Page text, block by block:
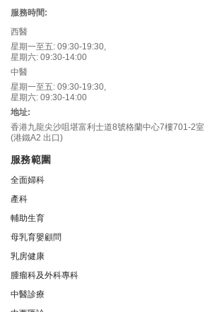
服務時間:
西醫
星期一至五: 09:30-19:30,
星期六: 09:30-14:00
中醫
星期一至五: 09:30-19:30,
星期六: 09:30-14:00
地址:
香港九龍尖沙咀堪富利士道8號格蘭中心7樓701-2室
(港鐵A2 出口)
服務範圍
全面婦科
產科
輔助生育
母乳育嬰顧問
乳房健康
腫瘤科及外科專科
中醫診療